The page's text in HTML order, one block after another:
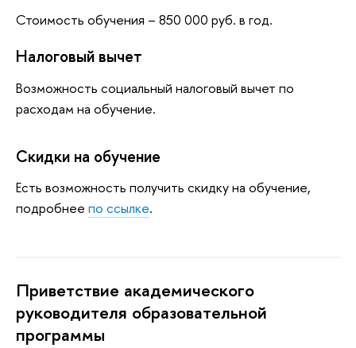
Стоимость обучения – 850 000 руб. в год.
Налоговый вычет
Возможность социальный налоговый вычет по
расходам на обучение.
Скидки на обучение
Есть возможность получить скидку на обучение,
подробнее по ссылке.
Приветствие академического
руководителя образовательной
программы